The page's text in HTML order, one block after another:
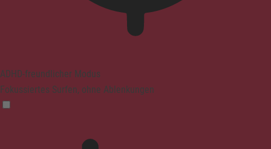
ADHD-freundlicher Modus
Fokussiertes Surfen, ohne Ablenkungen